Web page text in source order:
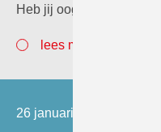
Heb jij oog voor
lees meer
26 januari 2026